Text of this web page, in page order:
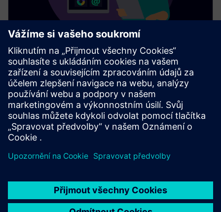
Senseye Predictive Maintenance
Umožňuje inteligenci aktiv napříč závody bez nutnosti
manuální analýzy. Platforma kombinuje špičkovou
umělou inteligenci s lidskými poznatky a automaticky
generuje modely chování strojů a správců.